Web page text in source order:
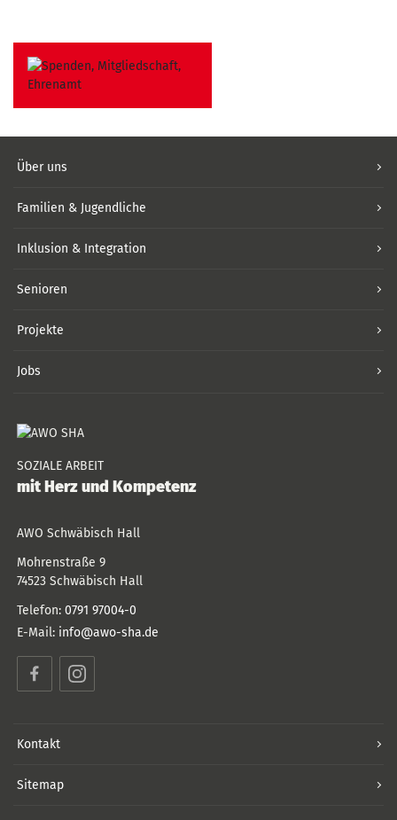
Über uns
Familien & Jugendliche
Inklusion & Integration
Senioren
Projekte
Jobs
SOZIALE ARBEIT
mit Herz und Kompetenz
AWO Schwäbisch Hall
Mohrenstraße 9
74523 Schwäbisch Hall
Telefon: 0791 97004-0
E-Mail: info@awo-sha.de
FacebookInstagram
Kontakt
Sitemap